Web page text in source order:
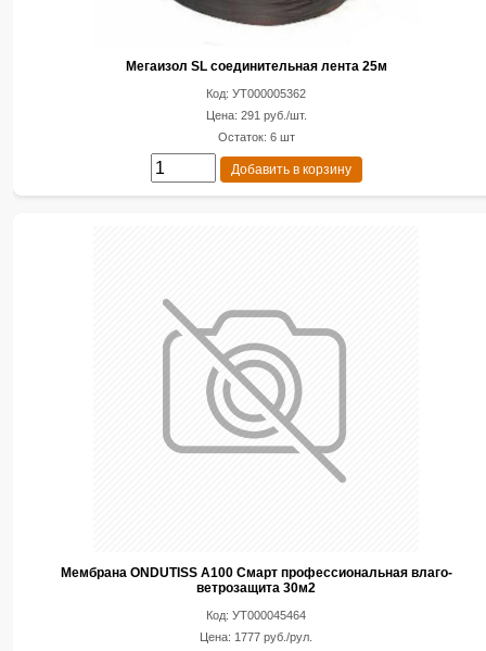
Мегаизол SL соединительная лента 25м
Код: УТ000005362
Цена: 291 руб./шт.
Остаток: 6 шт
Добавить в корзину
Мембрана ONDUTISS A100 Смарт профессиональная влаго-
ветрозащита 30м2
Код: УТ000045464
Цена: 1777 руб./рул.